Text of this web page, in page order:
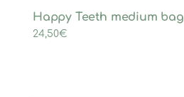
Happy Teeth medium bag
24,50€